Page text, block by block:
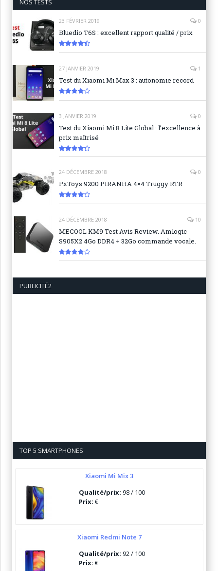
NOS TESTS
23 FÉVRIER 2019 0
Bluedio T6S : excellent rapport qualité / prix
8.9
27 JANVIER 2019 1
Test du Xiaomi Mi Max 3 : autonomie record
8.3
3 JANVIER 2019 0
Test du Xiaomi Mi 8 Lite Global : l’excellence à
prix maîtrisé
24 DÉCEMBRE 2018 0
PxToys 9200 PIRANHA 4×4 Truggy RTR
8.1
24 DÉCEMBRE 2018 10
MECOOL KM9 Test Avis Review. Amlogic
S905X2 4Go DDR4 + 32Go commande vocale.
PUBLICITÉ2
TOP 5 SMARTPHONES
Xiaomi Mi Mix 3
Qualité/prix: 98 / 100
Prix: €
Xiaomi Redmi Note 7
Qualité/prix: 92 / 100
Prix: €